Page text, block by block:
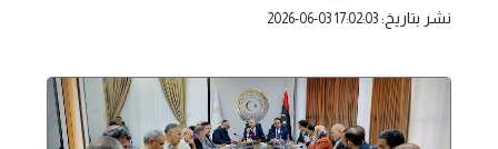
نشر بتاريخ: 2026-06-03 17:02:03